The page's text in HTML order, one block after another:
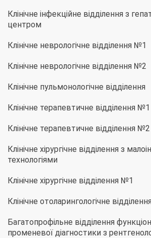
Клінічне інфекційне відділення з
центром
Клінічне неврологічне відділення №1
Клінічне неврологічне відділення №2
Клінічне пульмонологічне відділення
Клінічне терапевтичне відділення №1
Клінічне терапевтичне відділення №2
Клінічне хірургічне відділення з
технологіями
Клінічне хірургічне відділення №1
Клінічне отоларингологічне відділення
Багатопрофільне відділення
променевої діагностики з